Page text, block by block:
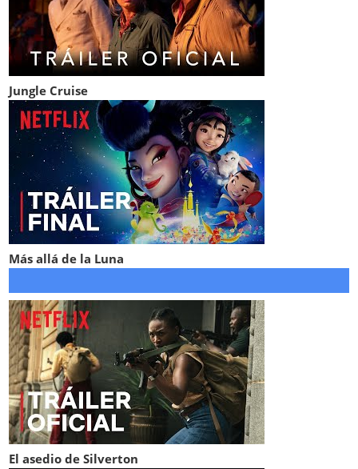
Jungle Cruise
Más allá de la Luna
El asedio de Silverton